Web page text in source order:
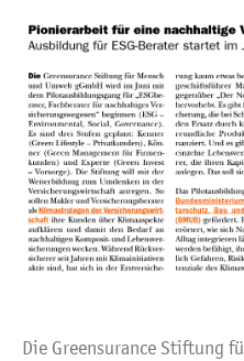
Die Greensurance Stiftung